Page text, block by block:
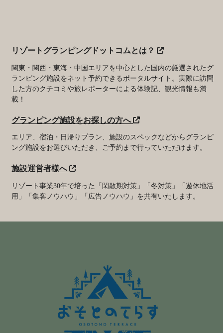
リゾートグランピングドットコムとは？
関東・関西・東海・中国エリアを中心とした国内の厳選されたグ
ランピング施設をネット予約できるポータルサイト。実際に訪問
した方のクチコミや旅レポーターによる体験記、観光情報も満
載！
グランピング施設をお探しの方へ
エリア、宿泊・日帰りプラン、施設のスペックなどからグランピ
ング施設をお選びいただき、ご予約まで行っていただけます。
施設運営者様へ
リゾート事業30年で培った「閑散期対策」「冬対策」「遊休地活
用」「集客ノウハウ」「広告ノウハウ」を共有いたします。